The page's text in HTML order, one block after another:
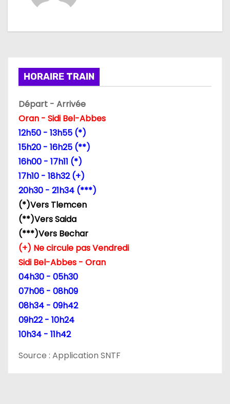
o
n
d
e
a
r
t
c
e
HORAIRE TRAIN
Départ - Arrivée
Oran - Sidi Bel-Abbes
12h50 - 13h55 (*)
15h20 - 16h25 (**)
16h00 - 17h11 (*)
17h10 - 18h32 (+)
20h30 - 21h34 (***)
(*)Vers Tlemcen
(**)Vers Saida
(***)Vers Bechar
(+) Ne circule pas Vendredi
Sidi Bel-Abbes - Oran
04h30 - 05h30
07h06 - 08h09
08h34 - 09h42
09h22 - 10h24
10h34 - 11h42
Source : Application SNTF